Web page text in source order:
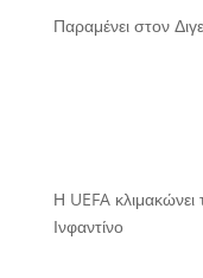
Παραμένει στον
Η UEFA
Ινφαντίνο